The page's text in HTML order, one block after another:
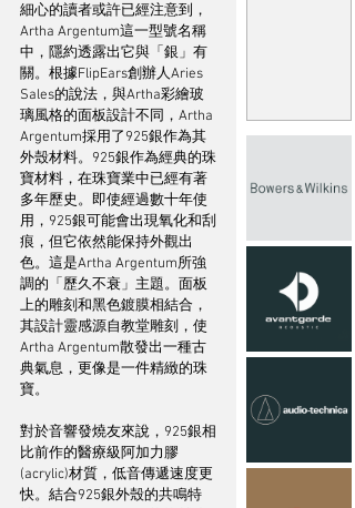
細心的讀者或許已經注意到，
Artha Argentum這一型號名稱
中，隱約透露出它與「銀」有
關。根據FlipEars創辦人Aries
Sales的說法，與Artha彩繪玻
璃風格的面板設計不同，Artha
Argentum採用了925銀作為其
外殼材料。925銀作為經典的珠
寶材料，在珠寶業中已經有著
多年歷史。即使經過數十年使
用，925銀可能會出現氧化和刮
痕，但它依然能保持外觀出
色。這是Artha Argentum所強
調的「歷久不衰」主題。面板
上的雕刻和黑色鍍膜相結合，
其設計靈感源自教堂雕刻，使
Artha Argentum散發出一種古
典氣息，更像是一件精緻的珠
寶。
對於音響發燒友來說，925銀相
比前作的醫療級阿加力膠
(acrylic)材質，低音傳遞速度更
快。結合925銀外殼的共鳴特